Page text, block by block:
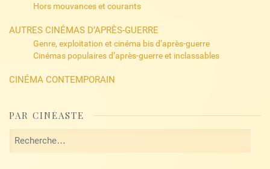
Hors mouvances et courants
AUTRES CINÉMAS D’APRÈS-GUERRE
Genre, exploitation et cinéma bis d’après-guerre
Cinémas populaires d’après-guerre et inclassables
CINÉMA CONTEMPORAIN
PAR CINÉASTE
Rechercher :